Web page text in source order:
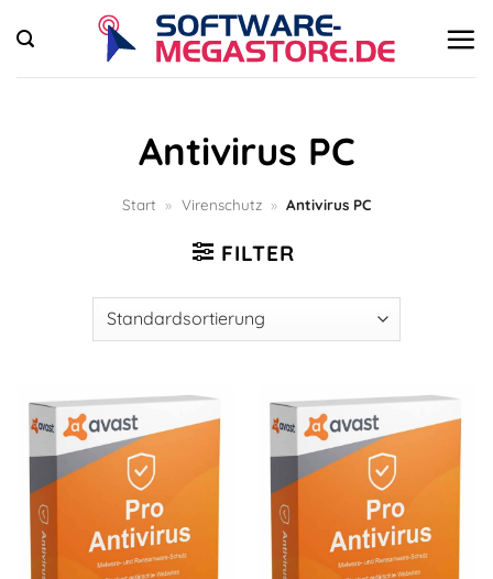
Inhalt
springen
Antivirus PC
Start » Virenschutz » Antivirus PC
FILTER